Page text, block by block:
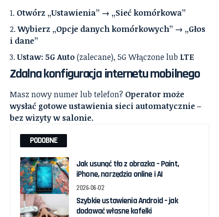
Otwórz „Ustawienia” → „Sieć komórkowa”
Wybierz „Opcje danych komórkowych” → „Głos
i dane”
Ustaw: 5G Auto(zalecane), 5G Włączone lub LTE
Zdalna konfiguracja internetu mobilnego
Masz nowy numer lub telefon? Operator może
wysłać gotowe ustawienia sieci automatycznie –
bez wizyty w salonie.
PODOBNE
Jak usunąć tło z obrazka – Paint,
iPhone, narzędzia online i AI
2026-06-02
Szybkie ustawienia Android – jak
dodawać własne kafelki